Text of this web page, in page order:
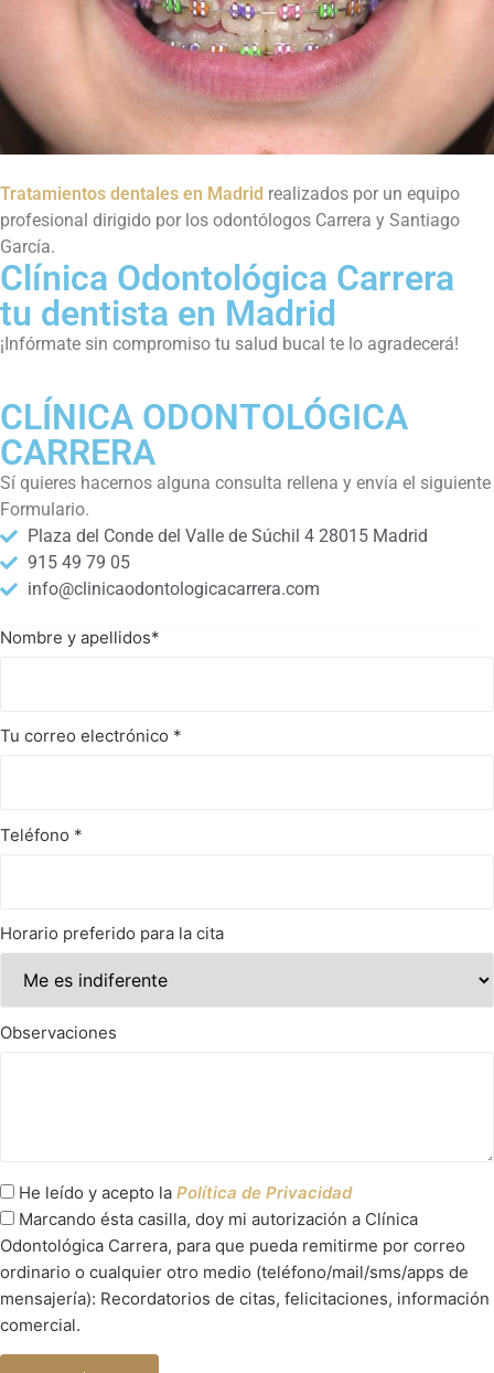
Tratamientos dentales en Madrid realizados por un equipo
profesional dirigido por los odontólogos Carrera y Santiago
García.
Clínica Odontológica Carrera
tu dentista en Madrid
¡Infórmate sin compromiso tu salud bucal te lo agradecerá!
CLÍNICA ODONTOLÓGICA
CARRERA
Sí quieres hacernos alguna consulta rellena y envía el siguiente
Formulario.
Plaza del Conde del Valle de Súchil 4 28015 Madrid
915 49 79 05
info@clinicaodontologicacarrera.com
Nombre y apellidos*
Tu correo electrónico *
Teléfono *
Horario preferido para la cita
Observaciones
He leído y acepto la Política de Privacidad
Marcando ésta casilla, doy mi autorización a Clínica
Odontológica Carrera, para que pueda remitirme por correo
ordinario o cualquier otro medio (teléfono/mail/sms/apps de
mensajería): Recordatorios de citas, felicitaciones, información
comercial.